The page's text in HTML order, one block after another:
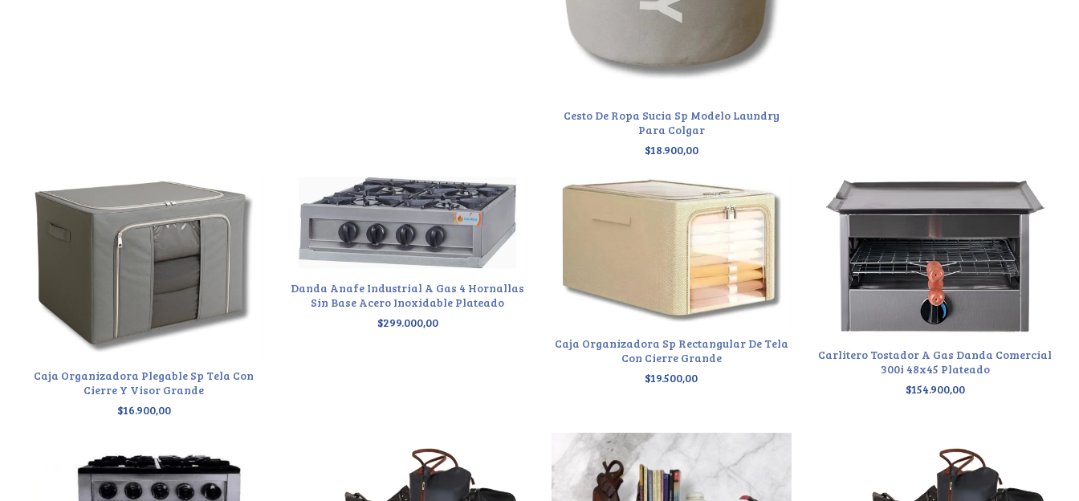
Cesto De Ropa Sucia Sp Modelo Laundry
Para Colgar
$18.900,00
Caja Organizadora Plegable Sp Tela Con
Cierre Y Visor Grande
$16.900,00
Danda Anafe Industrial A Gas 4 Hornallas
Sin Base Acero Inoxidable Plateado
$299.000,00
Caja Organizadora Sp Rectangular De Tela
Con Cierre Grande
$19.500,00
Carlitero Tostador A Gas Danda Comercial
300i 48x45 Plateado
$154.900,00